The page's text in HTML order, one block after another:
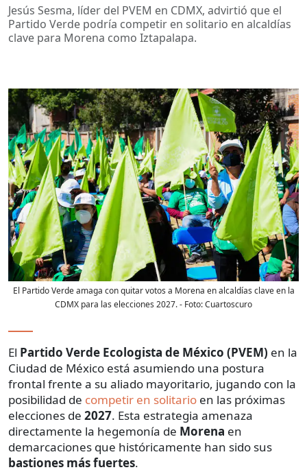
Jesús Sesma, líder del PVEM en CDMX, advirtió que el
Partido Verde podría competir en solitario en alcaldías
clave para Morena como Iztapalapa.
El Partido Verde amaga con quitar votos a Morena en alcaldías clave en la
CDMX para las elecciones 2027.- Foto:Cuartoscuro
El Partido Verde Ecologista de México (PVEM) en la
Ciudad de México está asumiendo una postura
frontal frente a su aliado mayoritario, jugando con la
posibilidad de competir en solitario en las próximas
elecciones de 2027. Esta estrategia amenaza
directamente la hegemonía de Morena en
demarcaciones que históricamente han sido sus
bastiones más fuertes.